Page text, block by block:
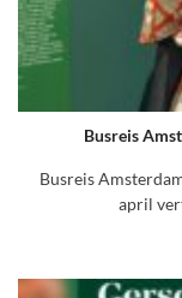
Busreis
Busreis
april